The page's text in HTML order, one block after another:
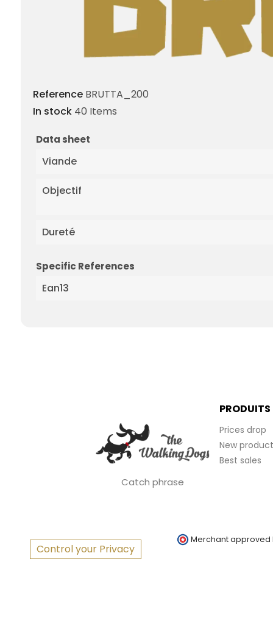
Reference BRUTTA_200
In stock 40 Items
Data sheet
Viande
Objectif
Dureté
Specific References
Ean13
Catch phrase
PRODUITS
Prices drop
New
Best sales
Control your Privacy
Merchant approved